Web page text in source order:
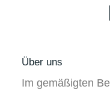
Über uns
Im gemäßigten